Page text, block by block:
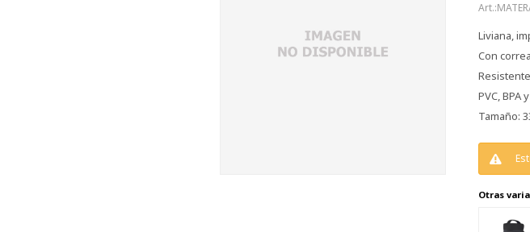
Liviana,
Con
PVC, BPA
Tamaño:
Otras